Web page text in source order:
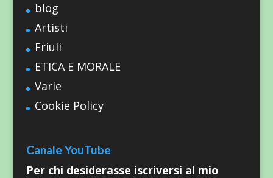
blog
Artisti
Friuli
ETICA E MORALE
Varie
Cookie Policy
Canale YouTube
Per chi desiderasse iscriversi al mio